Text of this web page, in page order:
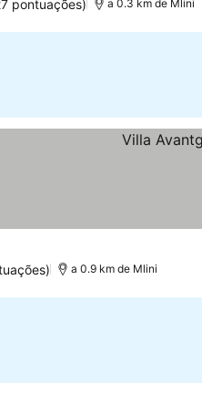
pontuações) a 0.3 km de Mlini
a 0.9 km de Mlini